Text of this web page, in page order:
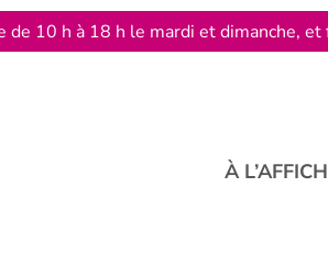
À
de 10 h à 18 h le mardi et dimanche,